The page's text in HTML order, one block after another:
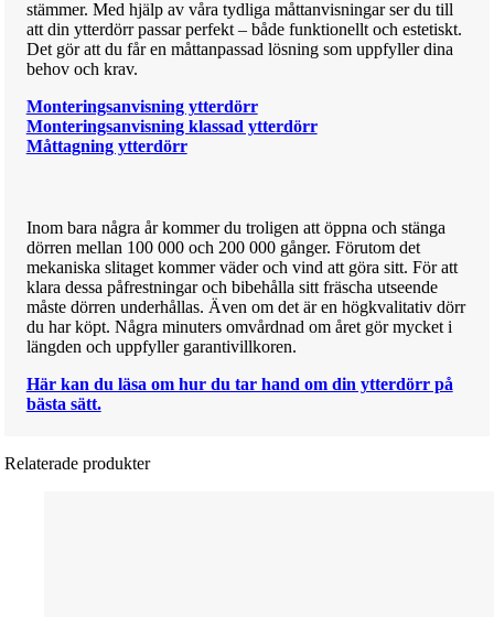
stämmer. Med hjälp av våra tydliga måttanvisningar ser du till
att din ytterdörr passar perfekt – både funktionellt och estetiskt.
Det gör att du får en måttanpassad lösning som uppfyller dina
behov och krav.
Monteringsanvisning ytterdörr
Monteringsanvisning klassad ytterdörr
Måttagning ytterdörr
Inom bara några år kommer du troligen att öppna och stänga
dörren mellan 100 000 och 200 000 gånger. Förutom det
mekaniska slitaget kommer väder och vind att göra sitt. För att
klara dessa påfrestningar och bibehålla sitt fräscha utseende
måste dörren underhållas. Även om det är en högkvalitativ dörr
du har köpt. Några minuters omvårdnad om året gör mycket i
längden och uppfyller garantivillkoren.
Här kan du läsa om hur du tar hand om din ytterdörr på
bästa sätt.
Relaterade produkter